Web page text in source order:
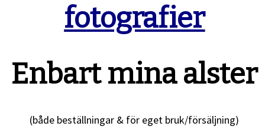
fotografier
Enbart mina alster
(både beställningar & för eget bruk/försäljning)